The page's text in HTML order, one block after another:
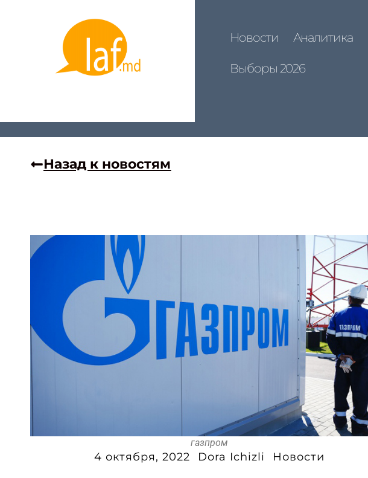
Новости Аналитика
Выборы 2026
Назад к новостям
газпром
4 октября, 2022 Dora Ichizli Новости